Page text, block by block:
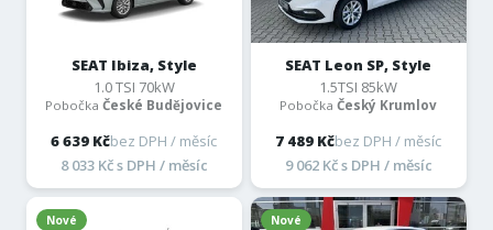
SEAT Ibiza, Style
1.0 TSI 70kW
PobočkaČeské Budějovice
6 639 Kčbez DPH / měsíc
8 033 Kč s DPH / měsíc
SEAT Leon SP, Style
1.5TSI 85kW
PobočkaČeský Krumlov
7 489 Kčbez DPH / měsíc
9 062 Kč s DPH / měsíc
Nové Nové